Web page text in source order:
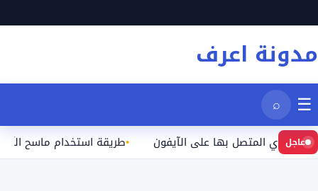
إلى
المحتوى
مدونة اعرف
☰
⌕
عاجل
المتصل بها على الآيفون طريقة استخدام ماسح